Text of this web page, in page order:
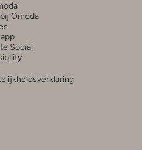
Omoda
Social